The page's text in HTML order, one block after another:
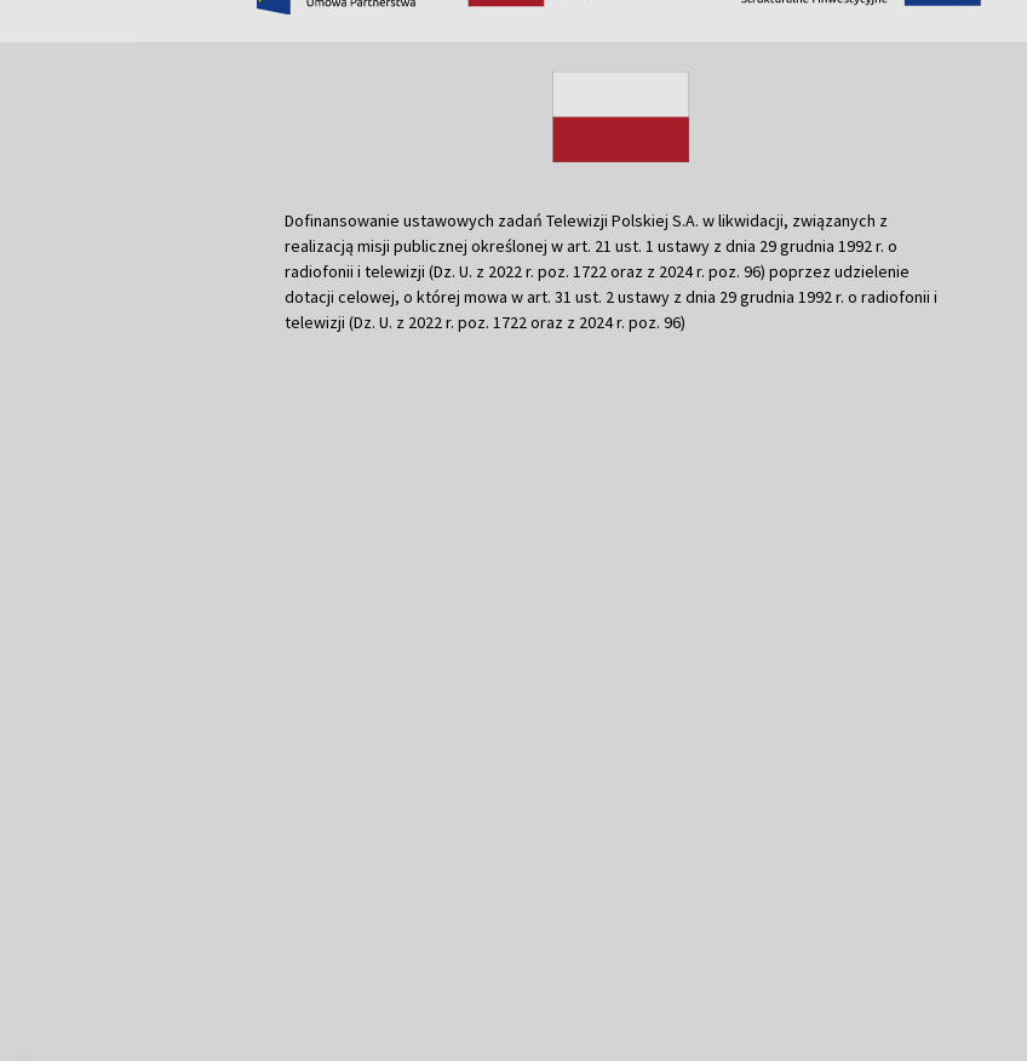
Dofinansowanie ustawowych zadań Telewizji Polskiej S.A. w likwidacji, związanych z
realizacją misji publicznej określonej w art. 21 ust. 1 ustawy z dnia 29 grudnia 1992 r. o
radiofonii i telewizji (Dz. U. z 2022 r. poz. 1722 oraz z 2024 r. poz. 96) poprzez udzielenie
dotacji celowej, o której mowa w art. 31 ust. 2 ustawy z dnia 29 grudnia 1992 r. o radiofonii i
telewizji (Dz. U. z 2022 r. poz. 1722 oraz z 2024 r. poz. 96)